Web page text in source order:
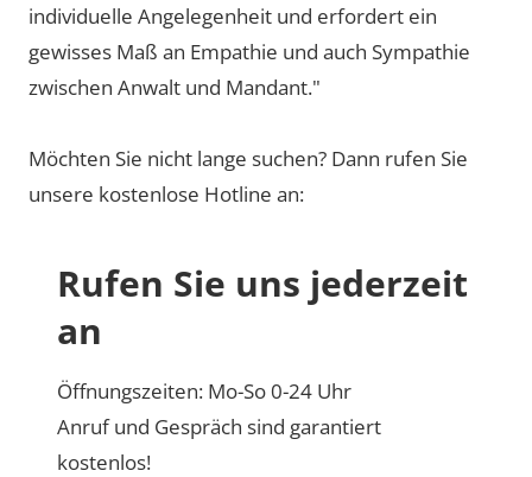
individuelle Angelegenheit und erfordert ein
gewisses Maß an Empathie und auch Sympathie
zwischen Anwalt und Mandant."
Möchten Sie nicht lange suchen? Dann rufen Sie
unsere kostenlose Hotline an:
Rufen Sie uns jederzeit
an
Öffnungszeiten: Mo-So 0-24 Uhr
Anruf und Gespräch sind garantiert
kostenlos!